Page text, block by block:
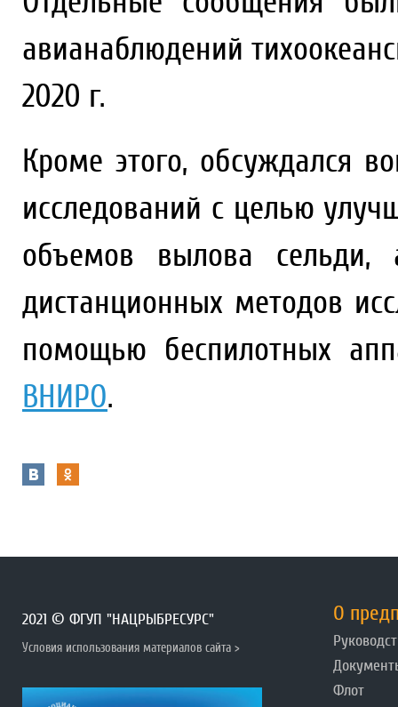
авианаблюдений
2020 г.
Кроме этого, обсуждался
исследований с целью
объемов вылова
дистанционных методов
помощью беспилотных
ВНИРО.
2021 © ФГУП "НАЦРЫБРЕСУРС"
Условия использования материалов сайта >
О
Флот